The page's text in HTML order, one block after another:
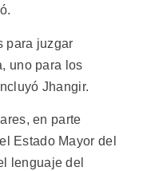
para juzgar
uno para los
Jhangir.
en parte
Estado Mayor del
lenguaje del